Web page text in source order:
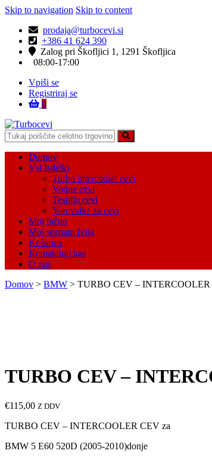
Skip to navigation Skip to content
prodaja@turbocevi.si
+386 41 624 390
Zalog pri Škofljici 1, 1291 Škofljica
08:00-17:00
Vpiši se
Registriraj se
0
Turbocevi
Turbo ideal – turbo cevi
Domov
Vsi Isdelki
Turbo intercooler cevi
Vodne cevi
Tesnilo cevi
Varovalke za cevi
Moj račun
Moj seznam želja
Košarica
Kontaktiraj nas
O nas
Domov > BMW > TURBO CEV – INTERCOOLER
TURBO CEV –
€115,00 Z DDV
TURBO CEV – INTERCOOLER CEV za
BMW 5 E60 520D (2005-2010)donje